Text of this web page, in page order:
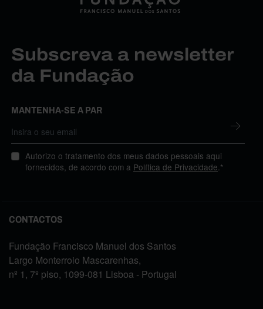
Subscreva a newsletter
da Fundação
MANTENHA-SE A PAR
Autorizo o tratamento dos meus dados pessoais aqui
fornecidos, de acordo com a Política de Privacidade.*
CONTACTOS
Fundação Francisco Manuel dos Santos
Largo Monterroio Mascarenhas,
nº 1, 7º piso, 1099-081 Lisboa - Portugal